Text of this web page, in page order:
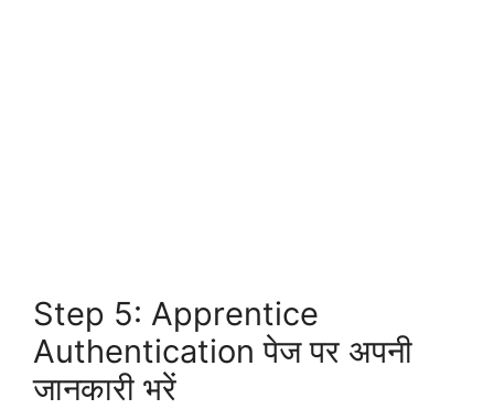
Step 5: Apprentice
Authentication पेज पर अपनी
जानकारी भरें